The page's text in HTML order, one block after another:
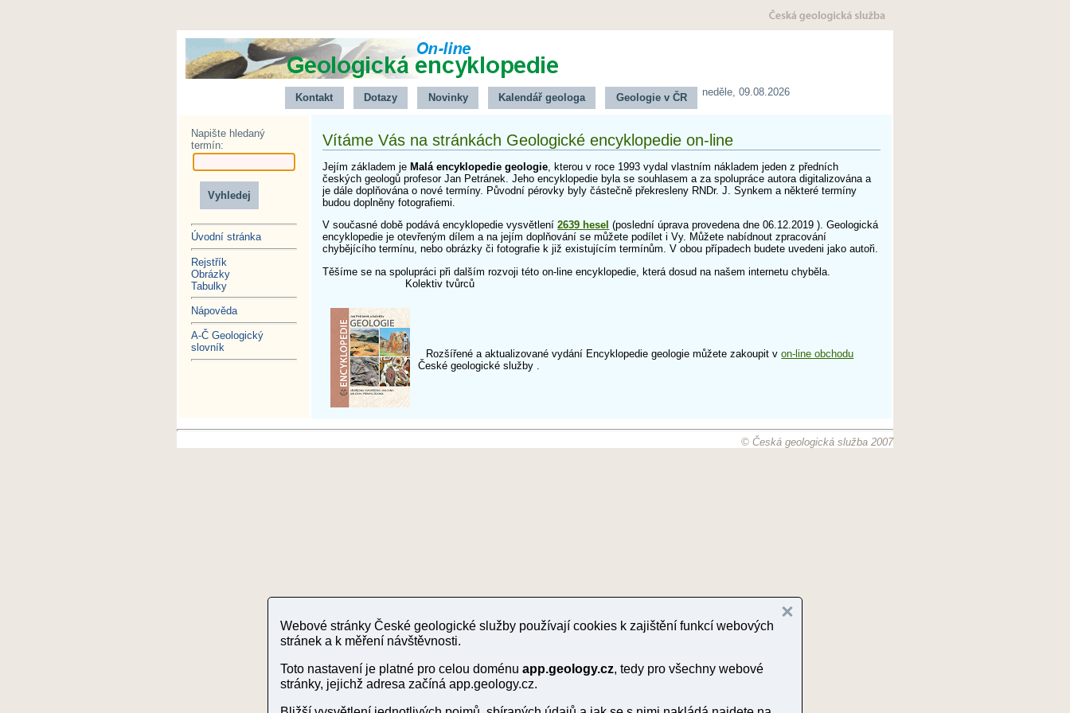
Kontakt Dotazy Novinky Kalendář geologa Geologie v ČR neděle, 09.08.2026
Napište hledaný
termín:
Úvodní stránka
Rejstřík
Obrázky
Tabulky
Nápověda
A-Č Geologický
slovník
Vítáme Vás na stránkách Geologické encyklopedie on-line
Jejím základem je Malá encyklopedie geologie , kterou v roce 1993 vydal vlastním nákladem jeden z předních
českých geologů profesor Jan Petránek. Jeho encyklopedie byla se souhlasem a za spolupráce autora digitalizována a
je dále doplňována o nové termíny. Původní pérovky byly částečně překresleny RNDr. J. Synkem a některé termíny
budou doplněny fotografiemi.
V současné době podává encyklopedie vysvětlení2639 hesel (poslední úprava provedena dne 06.12.2019 ). Geologická
encyklopedie je otevřeným dílem a na jejím doplňování se můžete podílet i Vy. Můžete nabídnout zpracování
chybějícího termínu, nebo obrázky či fotografie k již existujícím termínům. V obou případech budete uvedeni jako autoři.
Těšíme se na spolupráci při dalším rozvoji této on-line encyklopedie, která dosud na našem internetu chyběla.
Kolektiv tvůrců
Rozšířené a aktualizované vydání Encyklopedie geologie můžete zakoupit von-line obchodu
České geologické služby .
© Česká geologická služba 2007
Webové stránky České geologické služby používají cookies k zajištění funkcí webových
stránek a k měření návštěvnosti.
Toto nastavení je platné pro celou doménu app.geology.cz, tedy pro všechny webové
stránky, jejichž adresa začíná app.geology.cz.